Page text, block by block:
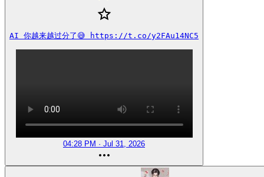
AI 你越来越过分了😅 https://t.co/y2FAu14NC5
04:28 PM · Jul 31, 2026